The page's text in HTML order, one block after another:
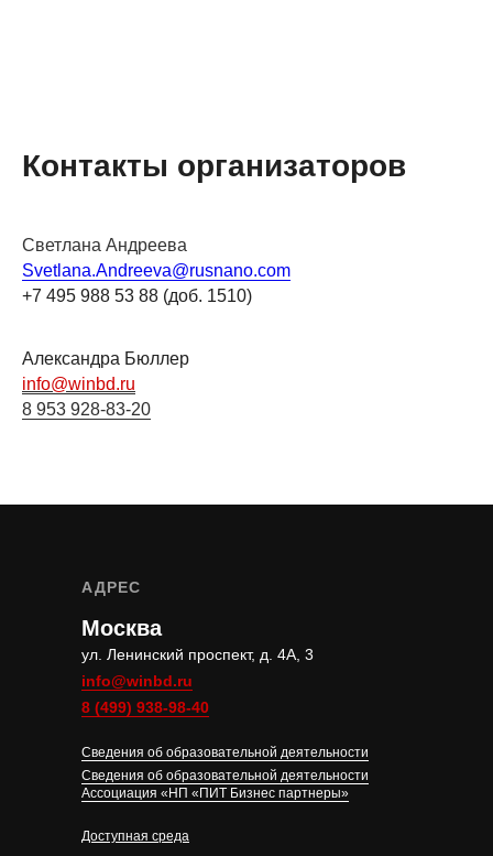
Контакты организаторов
Светлана Андреева
Svetlana.Andreeva@rusnano.com
+7 495 988 53 88 (доб. 1510)
Александра Бюллер
info@winbd.ru
8 953 928-83-20
АДРЕС
Москва
Сведения об образовательной деятельности
Доступная среда
ул. Ленинский проспект, д. 4А, 3
Сведения об образовательной деятельности
Ассоциация «НП «ПИТ Бизнес партнеры»
info@winbd.ru
8 (499) 938-98-40